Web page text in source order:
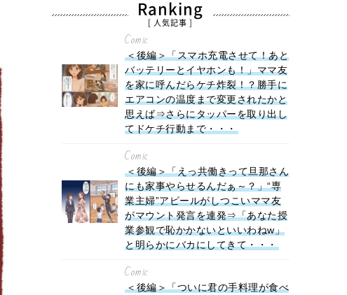
Ranking
[ 人気記事 ]
Comic
＜後編＞「スマホ充電させて！あと
バッテリーとイヤホンも！」ママ友
を家に呼んだらケチ炸裂！？勝手に
エアコンの温度まで変更されたかと
思えば⇒さらにタッパーを取り出し
てドケチ行動まで・・・
Comic
＜後編＞「えっ共働きって旦那さん
にも家事やらせるんだぁ～？」“専
業主婦”アピールがしつこいママ友
がマウント発言を連発⇒「あなた授
業参観で恥かかないといいわねw」
と明らかにバカにしてきて・・・
Comic
＜後編＞「ついに君の手料理が食べ